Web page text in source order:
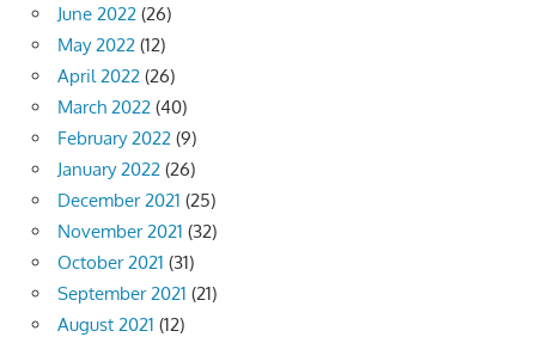
June 2022 (26)
May 2022 (12)
April 2022 (26)
March 2022 (40)
February 2022 (9)
January 2022 (26)
December 2021 (25)
November 2021 (32)
October 2021 (31)
September 2021 (21)
August 2021 (12)